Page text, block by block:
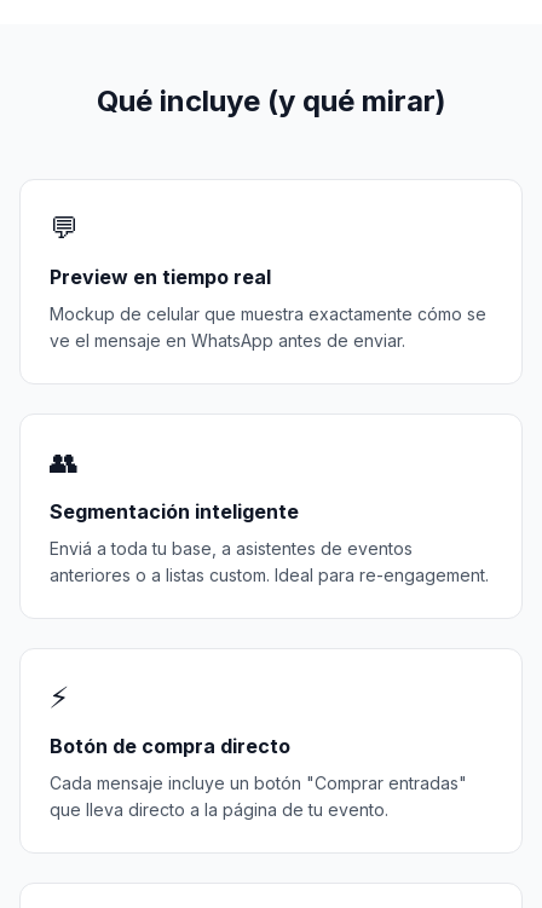
Qué incluye (y qué mirar)
💬
Preview en tiempo real
Mockup de celular que muestra exactamente cómo se
ve el mensaje en WhatsApp antes de enviar.
👥
Segmentación inteligente
Enviá a toda tu base, a asistentes de eventos
anteriores o a listas custom. Ideal para re-engagement.
⚡
Botón de compra directo
Cada mensaje incluye un botón "Comprar entradas"
que lleva directo a la página de tu evento.